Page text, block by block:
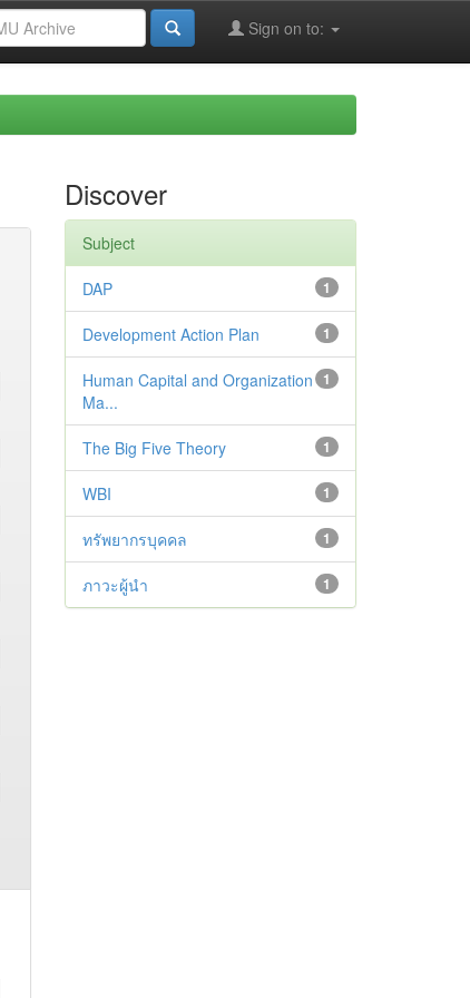
Sign on to:
Discover
Subject
1
DAP
1
Development Action Plan
1
Human Capital and Organization
Ma...
1
The Big Five Theory
1
WBI
1
ทรัพยากรบุคคล
1
ภาวะผู้นำ